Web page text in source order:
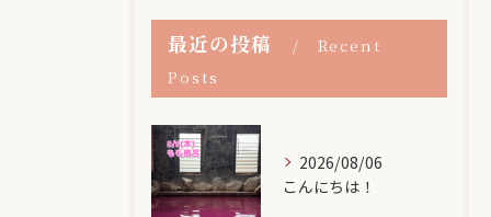
最近の投稿
Recent
Posts
2026/08/06
こんにちは！